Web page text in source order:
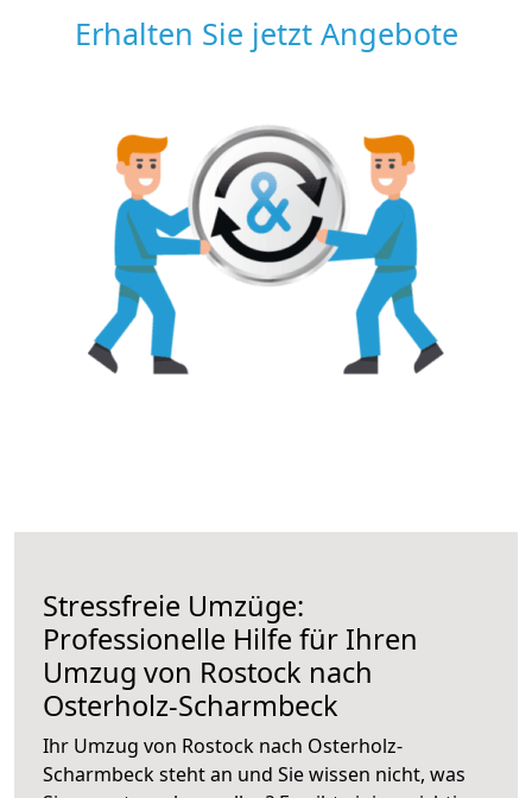
Erhalten Sie jetzt Angebote
Stressfreie Umzüge:
Professionelle Hilfe für Ihren
Umzug von Rostock nach
Osterholz-Scharmbeck
Ihr Umzug von Rostock nach Osterholz-
Scharmbeck steht an und Sie wissen nicht, was